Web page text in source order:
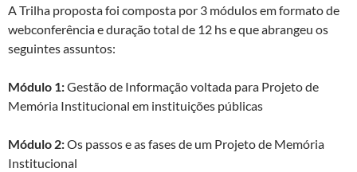
A Trilha proposta foi composta por 3 módulos em formato de
webconferência e duração total de 12 hs e que abrangeu os
seguintes assuntos:
Módulo 1:Gestão de Informação voltada para Projeto de
Memória Institucional em instituições públicas
Módulo 2:Os passos e as fases de um Projeto de Memória
Institucional